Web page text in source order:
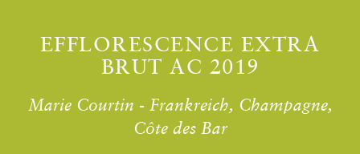
EFFLORESCENCE EXTRA
BRUT AC 2019
Marie Courtin - Frankreich, Champagne,
Côte des Bar